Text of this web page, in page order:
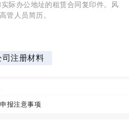
办公地址的租赁合同复印件。风
管人员简历。
司注册材料
报注意事项